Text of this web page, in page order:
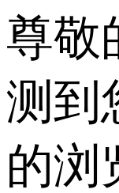
尊敬
测到
的浏